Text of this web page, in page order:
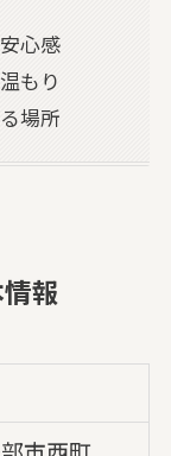
心感
もり
場所
報